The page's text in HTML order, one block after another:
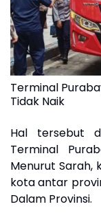
Terminal
Tidak Naik
Hal tersebut
Terminal
Menurut
kota antar
Dalam Provinsi.